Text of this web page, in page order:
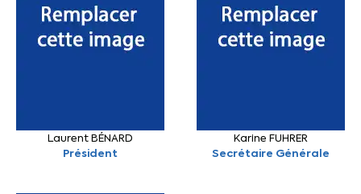
Laurent BÉNARD
Président
Karine FUHRER
Secrétaire Générale